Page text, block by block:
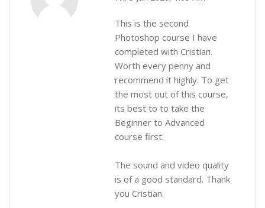
This is the second
Photoshop course I have
completed with Cristian.
Worth every penny and
recommend it highly. To get
the most out of this course,
its best to to take the
Beginner to Advanced
course first.
The sound and video quality
is of a good standard. Thank
you Cristian.